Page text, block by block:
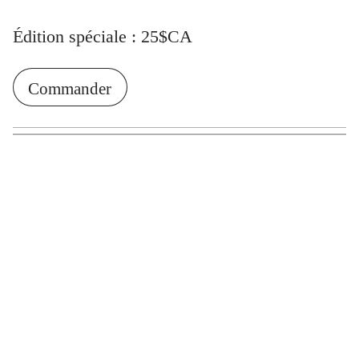
Édition spéciale : 25$CA
Commander